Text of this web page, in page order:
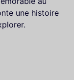
une histoire